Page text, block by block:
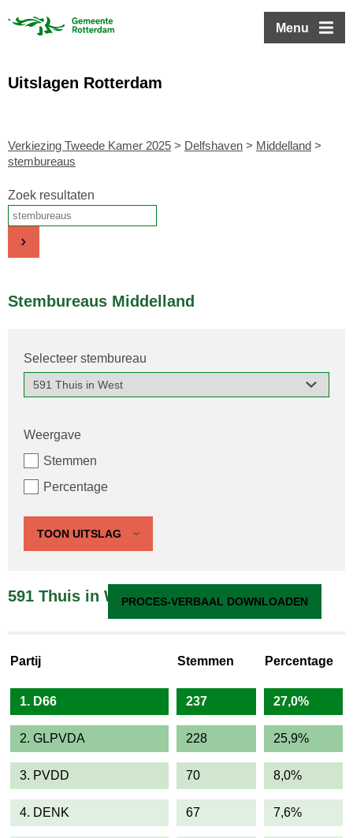
Menu
Uitslagen Rotterdam
Verkiezing Tweede Kamer 2025 > Delfshaven > Middelland >
stembureaus
Zoek resultaten
Stembureaus Middelland
Selecteer stembureau
Weergave
Stemmen
Percentage
TOON UITSLAG
591 Thuis in WestPROCES-VERBAAL DOWNLOADEN
Partij Stemmen Percentage
1. D66 237 27,0%
2. GLPVDA 228 25,9%
3. PVDD 70 8,0%
4. DENK 67 7,6%